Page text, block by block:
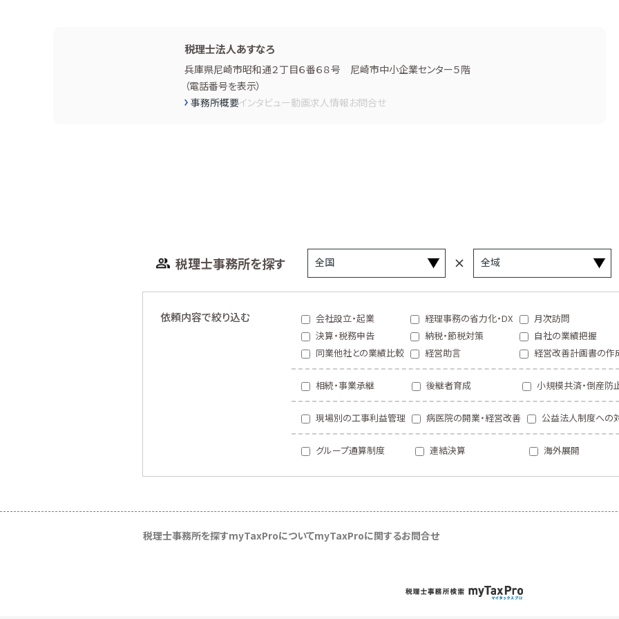
税理士法人あすなろ
兵庫県尼崎市昭和通２丁目６番６８号 尼崎市中小企業センター５階
（電話番号を表示）
事務所概要インタビュー動画求人情報お問合せ
税理士事務所を探す
依頼内容で絞り込む 会社設立・起業 経理事務の省力化・DX
月次訪問
決算・税務申告
納税・節税対策
自社の業績把握
同業他社との業績比較
経営助言 経営改善計画書の作
相続・事業承継 後継者育成 小規模共済・倒産防
現場別の工事利益管理 病医院の開業・経営改善 公益法人制度への
グループ通算制度 連結決算 海外展開
税理士事務所を探すmyTaxProについてmyTaxProに関するお問合せ